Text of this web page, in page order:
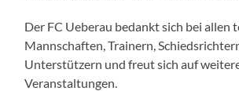
Der FC Ueberau bedankt sich bei allen
Mannschaften, Trainern,
Unterstützern und freut sich auf
Veranstaltungen.